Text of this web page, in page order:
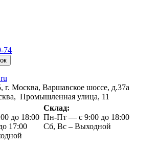
74
г. Москва, Варшавское шоссе, д.37а
Промышленная улица, 11
до 18:00
17:00
Склад:
Пн-Пт — с 9:00 до 18:00
Сб, Вс – Выходной